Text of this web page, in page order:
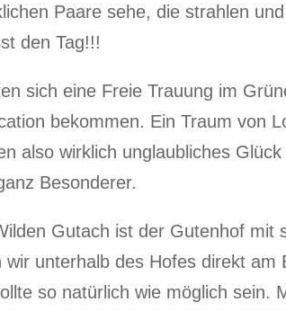
Paare sehe, die strahlen
den Tag!!!
sich eine Freie Trauung im
bekommen. Ein Traum von
also wirklich unglaubliches
Besonderer.
Gutach ist der Gutenhof
wir unterhalb des Hofes direkt
so natürlich wie möglich sein.